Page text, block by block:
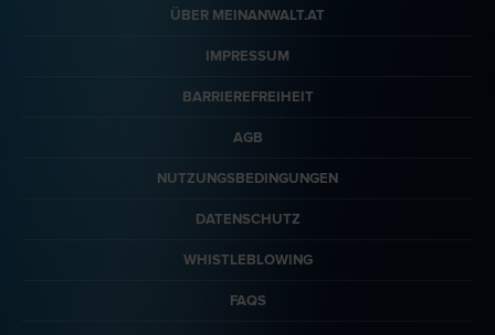
ÜBER MEINANWALT.AT
IMPRESSUM
BARRIEREFREIHEIT
AGB
NUTZUNGSBEDINGUNGEN
DATENSCHUTZ
WHISTLEBLOWING
FAQS